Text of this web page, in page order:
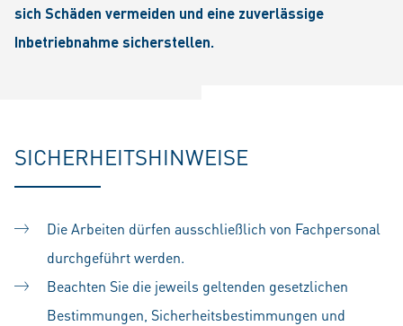
sich Schäden vermeiden und eine zuverlässige
Inbetriebnahme sicherstellen.
SICHERHEITSHINWEISE
Die Arbeiten dürfen ausschließlich von Fachpersonal
durchgeführt werden.
Beachten Sie die jeweils geltenden gesetzlichen
Bestimmungen, Sicherheitsbestimmungen und